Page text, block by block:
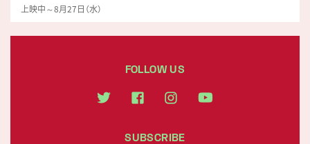
上映中～8月27日（水）
FOLLOW US
SUBSCRIBE